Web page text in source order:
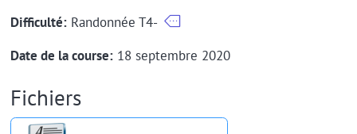
Difficulté:Randonnée T4-
Date de la course:18 septembre 2020
Fichiers